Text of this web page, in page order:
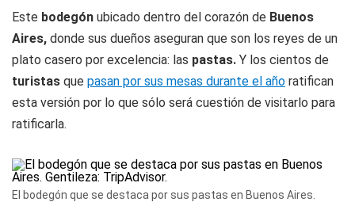
Este bodegón ubicado dentro del corazón de Buenos
Aires, donde sus dueños aseguran que son los reyes de un
plato casero por excelencia: las pastas. Y los cientos de
turistas que pasan por sus mesas durante el año ratifican
esta versión por lo que sólo será cuestión de visitarlo para
ratificarla.
El bodegón que se destaca por sus pastas en Buenos Aires.